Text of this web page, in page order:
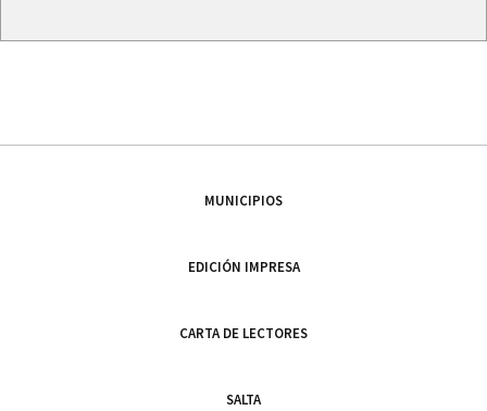
MUNICIPIOS
EDICIÓN IMPRESA
CARTA DE LECTORES
SALTA